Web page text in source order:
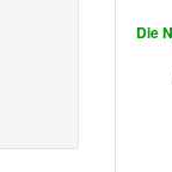
Die